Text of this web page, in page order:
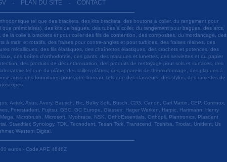
- PLAN DU SITE - CONTACT
tel que des brackets, des kits brackets, des boutons à coller, du rangement pour
prémolaires), des kits de bagues, des tubes à coller, du rangement pour bagues, des arcs,
la colle à brackets et pour coller des fils de contention, des composites, du mordançage, des
à main et rotatifs, des fraises pour contre-angles et pour turbines, des fraises résines, des
métalliques, des fils élastiques, des chaînettes élastiques, des crochets et potences, des
des boîtes d'orthodontie, des gants, des masques et lunettes, des serviettes et du papier
des produits de décontamination, des produits de nettoyage pour sols et surfaces, des
tel que du plâtre, des tailles-plâtres, des appareils de thermoformage, des plaques à
aussi des fournitures pour votre bureau, tels que des classeurs, des stylos, des ramettes de
Astek, Asus, Avery, Bausch, Bic, Bulky Soft, Busch, C2G, Canon, Carl Martin, CEP, Cominox,
Forestadent, Fujitsu, GBC, GC Europe, Glassex, Hager Werken, Harpic, Hartmann, Henry
Microbrush, Microsoft, Myobrace, NSK, OrthoEssentials, Orthopli, Plantronics, Plasdent
Staedtler, Synology, TDK, Tecnodent, Tesan Tork, Transcend, Toshiba, Trodat, Unident, Us
Western Digital.
euros - Code APE 4646Z